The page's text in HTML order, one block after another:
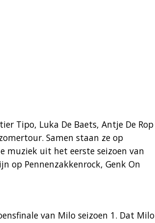
Tipo, Luka De Baets, Antje De Rop
Samen staan ze op
muziek uit het eerste seizoen van
op Pennenzakkenrock, Genk On
van Milo seizoen 1. Dat Milo